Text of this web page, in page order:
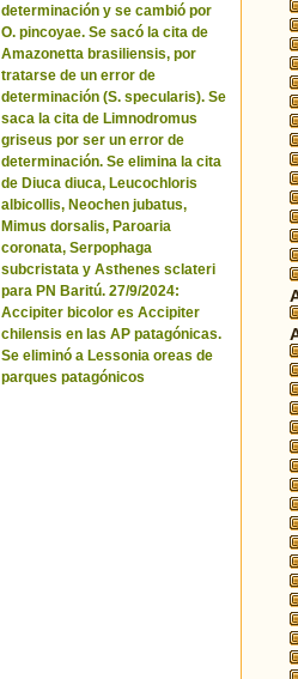
determinación y se cambió por
O. pincoyae. Se sacó la cita de
Amazonetta brasiliensis, por
tratarse de un error de
determinación (S. specularis). Se
saca la cita de Limnodromus
griseus por ser un error de
determinación. Se elimina la cita
de Diuca diuca, Leucochloris
albicollis, Neochen jubatus,
Mimus dorsalis, Paroaria
coronata, Serpophaga
subcristata y Asthenes sclateri
para PN Baritú. 27/9/2024:
Accipiter bicolor es Accipiter
chilensis en las AP patagónicas.
Se eliminó a Lessonia oreas de
parques patagónicos